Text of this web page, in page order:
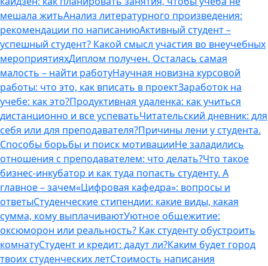
мешала житьАнализ литературного произведения:
рекомендации по написаниюАктивный студент –
успешный студент? Какой смысл участия во внеучебных
мероприятияхДиплом получен. Осталась самая
малость – найти работуНаучная новизна курсовой
работы: что это, как вписать в проектЗаработок на
учебе: как это?Продуктивная удаленка: как учиться
дистанционно и все успеватьЧитательский дневник: для
себя или для преподавателя?Причины лени у студента.
Способы борьбы и поиск мотивацииНе заладились
отношения с преподавателем: что делать?Что такое
бизнес-инкубатор и как туда попасть студенту. А
главное – зачем«Цифровая кафедра»: вопросы и
ответыСтуденческие стипендии: какие виды, какая
сумма, кому выплачиваютУютное общежитие:
оксюморон или реальность? Как студенту обустроить
комнатуСтудент и кредит: дадут ли?Каким будет город
твоих студенческих летСтоимость написания